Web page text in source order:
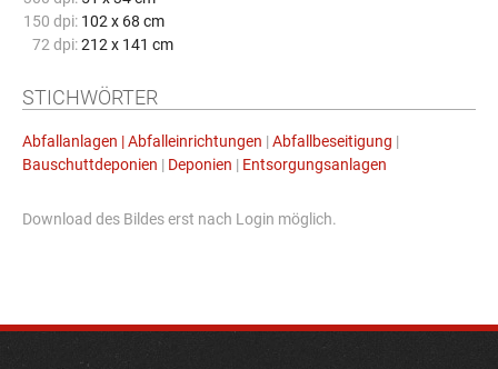
150 dpi: 102 x 68 cm
72 dpi: 212 x 141 cm
STICHWÖRTER
Abfallanlagen | Abfalleinrichtungen | Abfallbeseitigung |
Bauschuttdeponien | Deponien | Entsorgungsanlagen
Download des Bildes erst nach Login möglich.